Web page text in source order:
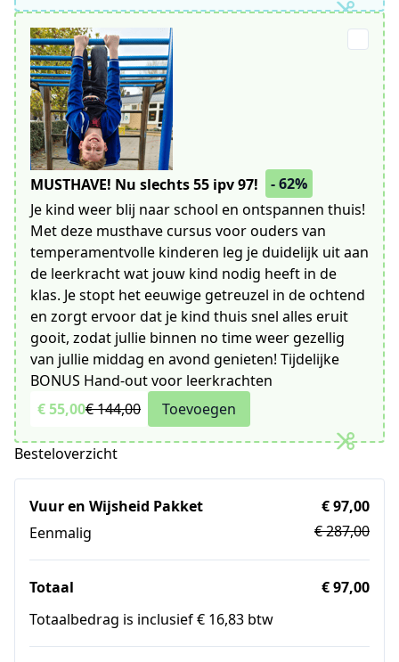
MUSTHAVE! Nu slechts 55 ipv 97!
- 62%
Je kind weer blij naar school en ontspannen thuis!
Met deze musthave cursus voor ouders van
temperamentvolle kinderen leg je duidelijk uit aan
de leerkracht wat jouw kind nodig heeft in de
klas. Je stopt het eeuwige getreuzel in de ochtend
en zorgt ervoor dat je kind thuis snel alles eruit
gooit, zodat jullie binnen no time weer gezellig
van jullie middag en avond genieten! Tijdelijke
BONUS Hand-out voor leerkrachten
€ 55,00€ 144,00 Toevoegen
Besteloverzicht
Vuur en Wijsheid Pakket
Eenmalig
€ 97,00
€ 287,00
Totaal
€ 97,00
Totaalbedrag is inclusief € 16,83 btw